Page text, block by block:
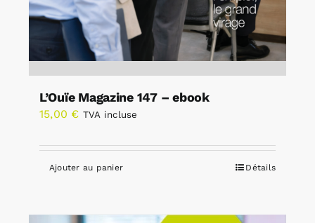
L’Ouïe Magazine 147 – ebook
15,00 € TVA incluse
Ajouter au panier Détails